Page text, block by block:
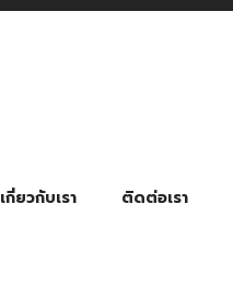
เกี่ยวกับเรา ติดต่อเรา